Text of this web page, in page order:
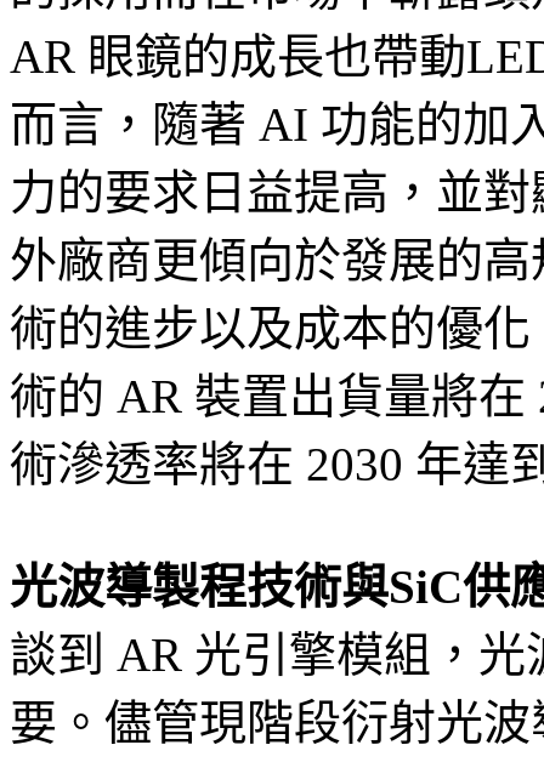
AR 眼鏡的成長也帶動
而言，隨著 AI 功能的加
力的要求日益提高，並
外廠商更傾向於發展的
術的進步以及成本的優化
術的 AR 裝置出貨量將在
術滲透率將在 2030 年達
光波導製程技術與SiC供
談到 AR 光引擎模組，
要。儘管現階段衍射光